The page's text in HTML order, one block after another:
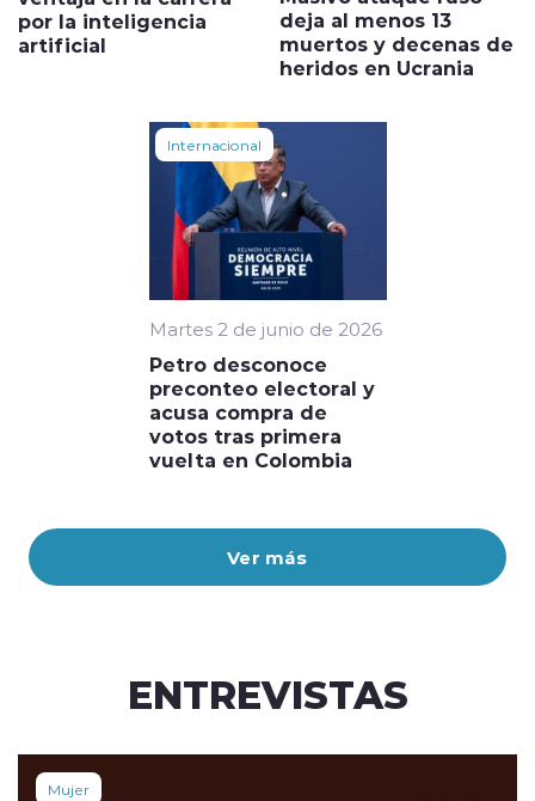
Ver más
por la inteligencia
artificial
deja al menos 13
muertos y decenas de
heridos en Ucrania
Internacional
Martes 2 de junio de 2026
Petro desconoce
preconteo electoral y
acusa compra de
votos tras primera
vuelta en Colombia
ENTREVISTAS
Mujer